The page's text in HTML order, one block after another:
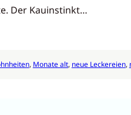
Der Kauinstinkt…
, Monate alt, neue Leckereien,